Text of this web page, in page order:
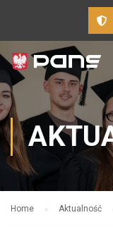
Home Aktualność